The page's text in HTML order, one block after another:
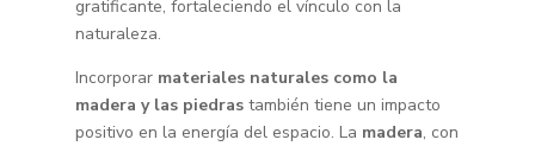
gratificante, fortaleciendo el vínculo con la
naturaleza.
Incorporar materiales naturales como la
madera y las piedrastambién tiene un impacto
positivo en la energía del espacio. La madera, con